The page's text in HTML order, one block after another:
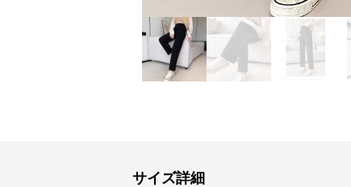
サイズ詳細